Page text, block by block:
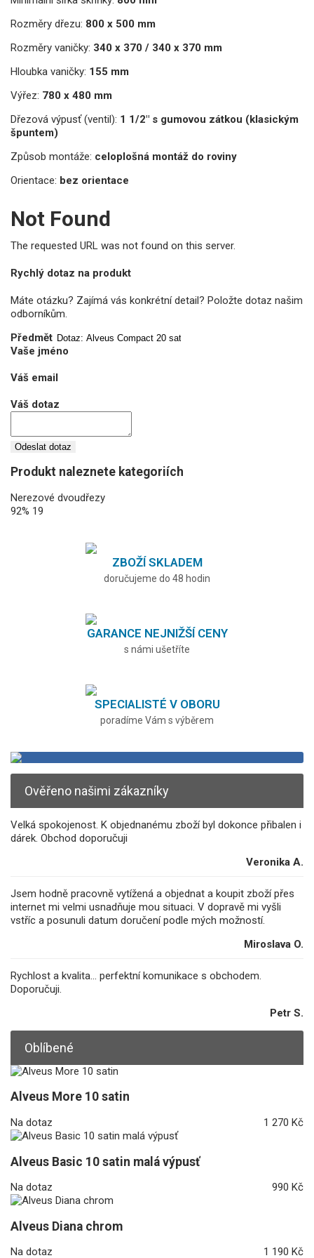
Rozměry dřezu: 800 x 500 mm
Rozměry vaničky: 340 x 370 / 340 x 370 mm
Hloubka vaničky: 155 mm
Výřez: 780 x 480 mm
Dřezová výpusť (ventil): 1 1/2" s gumovou zátkou (klasickým
špuntem)
Způsob montáže: celoplošná montáž do roviny
Orientace: bez orientace
Not Found
The requested URL was not found on this server.
Rychlý dotaz na produkt
Máte otázku? Zajímá vás konkrétní detail? Položte dotaz našim
odborníkům.
Předmět
Vaše jméno
Váš email
Váš dotaz
Odeslat dotaz
Produkt naleznete kategoriích
Nerezové dvoudřezy
92% 19
ZBOŽÍ SKLADEM
doručujeme do 48 hodin
GARANCE NEJNIŽŠÍ CENY
s námi ušetříte
SPECIALISTÉ V OBORU
poradíme Vám s výběrem
Ověřeno našimi zákazníky
Velká spokojenost. K objednanému zboží byl dokonce přibalen i
dárek. Obchod doporučuji
Veronika A.
Jsem hodně pracovně vytížená a objednat a koupit zboží přes
internet mi velmi usnadňuje mou situaci. V dopravě mi vyšli
vstříc a posunuli datum doručení podle mých možností.
Miroslava O.
Rychlost a kvalita... perfektní komunikace s obchodem.
Doporučuji.
Petr S.
Oblíbené
Alveus More 10 satin
Na dotaz 1 270 Kč
Alveus Basic 10 satin malá výpusť
Na dotaz 990 Kč
Alveus Diana chrom
Na dotaz 1 190 Kč